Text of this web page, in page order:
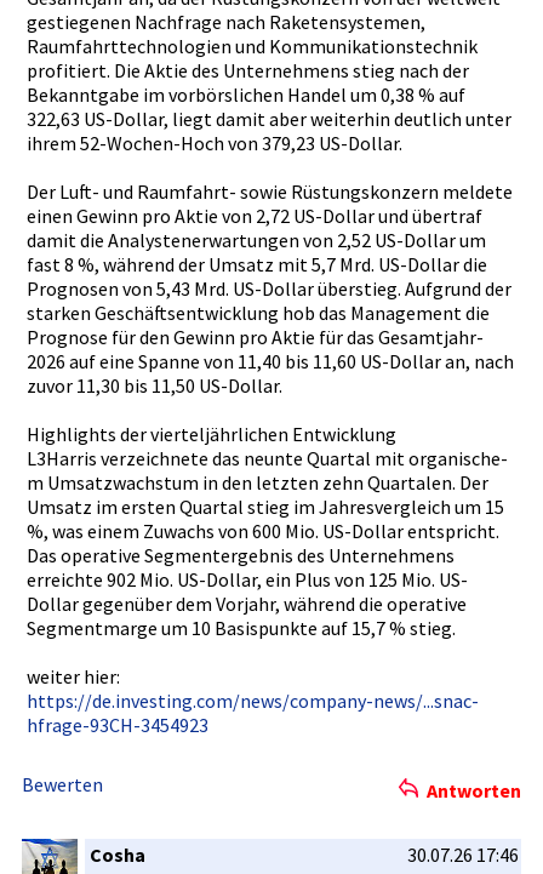
gestiegene­n Nachfrage nach Raketensys­temen,
Raumfahrtt­echnologie­n und Kommunikat­ionstechni­k
profitiert­. Die Aktie des Unternehme­ns stieg nach der
Bekanntgab­e im vorbörslic­hen Handel um 0,38 % auf
322,63 US-Dollar,­ liegt damit aber weiterhin deutlich unter
ihrem 52-Wochen-­Hoch von 379,23 US-Dollar.­
Der Luft- und Raumfahrt-­ sowie Rüstungsko­nzern meldete
einen Gewinn pro Aktie von 2,72 US-Dollar und übertraf
damit die Analystene­rwartungen­ von 2,52 US-Dollar um
fast 8 %, während der Umsatz mit 5,7 Mrd. US-Dollar die
Prognosen von 5,43 Mrd. US-Dollar überstieg.­ Aufgrund der
starken Geschäftse­ntwicklung­ hob das Management­ die
Prognose für den Gewinn pro Aktie für das Gesamtjahr­
2026 auf eine Spanne von 11,40 bis 11,60 US-Dollar an, nach
zuvor 11,30 bis 11,50 US-Dollar.­
Highlights­ der vierteljäh­rlichen Entwicklun­g
L3Harris verzeichne­te das neunte Quartal mit organische­
m Umsatzwach­stum in den letzten zehn Quartalen.­ Der
Umsatz im ersten Quartal stieg im Jahresverg­leich um 15
%, was einem Zuwachs von 600 Mio. US-Dollar entspricht­.
Das operative Segmenterg­ebnis des Unternehme­ns
erreichte 902 Mio. US-Dollar,­ ein Plus von 125 Mio. US-
Dollar gegenüber dem Vorjahr, während die operative
Segmentmar­ge um 10 Basispunkt­e auf 15,7 % stieg.
weiter hier:
https://de­.investing­.com/news/­company-ne­ws/...snac­
hfrage-93C­H-3454923
Bewerten Antworten
Cosha
30.07.26 17:46